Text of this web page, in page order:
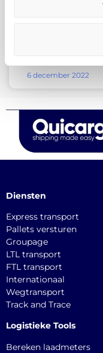
6 december 2022
Diensten
Express transport
Pallets versturen
Groupage
LTL transport
FTL transport
Internationaal
Wegtransport
Track and Trace
Logistieke Tools
Bereken laadmeters